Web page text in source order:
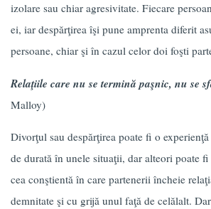
izolare sau chiar agresivitate. Fiecare
ei, iar despărţirea îşi pune amprenta diferit
persoane, chiar şi în cazul celor doi foşti
Relaţiile care nu se termină paşnic, nu se
Malloy)
Divorţul sau despărţirea poate fi o
de durată în unele situaţii, dar alteori poate fi
cea conştientă în care partenerii încheie
demnitate şi cu grijă unul faţă de celălalt.